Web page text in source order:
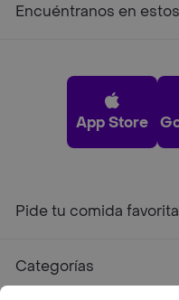
Encuéntranos en
App Store
Pide tu comida
Categorías